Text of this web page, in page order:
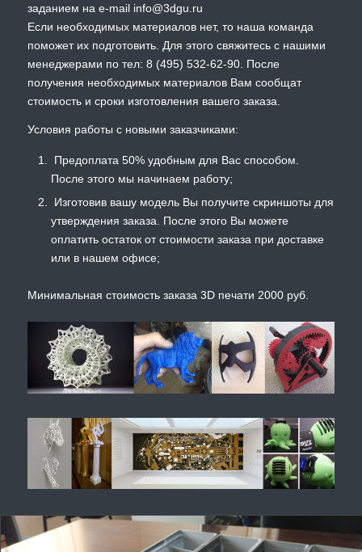
заданием на e-mail info@3dgu.ru
Если необходимых материалов нет, то наша команда
поможет их подготовить. Для этого свяжитесь с нашими
менеджерами по тел: 8 (495) 532-62-90. После
получения необходимых материалов Вам сообщат
стоимость и сроки изготовления вашего заказа.
Условия работы с новыми заказчиками:
Предоплата 50% удобным для Вас способом.
После этого мы начинаем работу;
Изготовив вашу модель Вы получите скриншоты для
утверждения заказа. После этого Вы можете
оплатить остаток от стоимости заказа при доставке
или в нашем офисе;
Минимальная стоимость заказа 3D печати 2000 руб.